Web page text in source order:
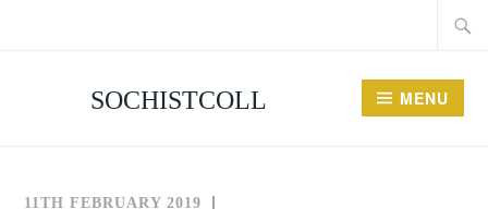
SOCHISTCOLL MENU
11TH FEBRUARY 2019